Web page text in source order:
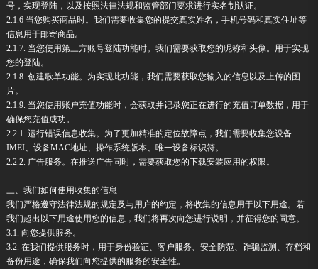
号，实现登陆，以及按照法律法规和监管部门要求进行实名制认证。
2.1.6 当您购买商品时。我们需要收集您的提交真实姓名，手机号码和真实住址等
信息用于邮寄商品。
2.1.7. 当您使用第三方账号登陆功能时。我们需要获取您的昵称和头像。用于实现
您的登陆。
2.1.8. 创建歌单功能。为实现此功能，我们需要获取您输入的信息以及上传的图
片。
2.1.9. 当您使用账户充值功能时，会获取并记录您正在进行的充值订单数据，用于
确保您充值成功。
2.2.1. 运行错误信息收集。为了更加精准的定位故障点，我们需要收集您设备
IMEI、设备MAC地址、操作系统版本、唯一设备标识符。
2.2.2. 广告服务。在推送广告同时，需要获取您的下载安装应用的权限。
三、我们如何使用收集的信息
我们严格遵守法律法规的规定及与用户的约定，将收集的信息用于以下用途。若
我们超出以下用途使用您的信息，我们将再次向您进行说明，并征得您的同意。
3.1. 向您提供服务。
3.2. 在我们提供服务时，用于身份验证、客户服务、安全防范、诈骗监测、存档和
备份用途，确保我们向您提供的服务的安全性。